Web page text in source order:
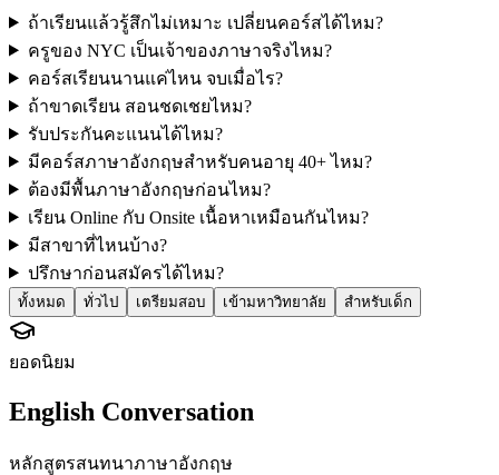
ถ้าเรียนแล้วรู้สึกไม่เหมาะ เปลี่ยนคอร์สได้ไหม?
ครูของ NYC เป็นเจ้าของภาษาจริงไหม?
คอร์สเรียนนานแค่ไหน จบเมื่อไร?
ถ้าขาดเรียน สอนชดเชยไหม?
รับประกันคะแนนได้ไหม?
มีคอร์สภาษาอังกฤษสำหรับคนอายุ 40+ ไหม?
ต้องมีพื้นภาษาอังกฤษก่อนไหม?
เรียน Online กับ Onsite เนื้อหาเหมือนกันไหม?
มีสาขาที่ไหนบ้าง?
ปรึกษาก่อนสมัครได้ไหม?
ทั้งหมด ทั่วไป เตรียมสอบ เข้ามหาวิทยาลัย สำหรับเด็ก
ยอดนิยม
English Conversation
หลักสูตรสนทนาภาษาอังกฤษ